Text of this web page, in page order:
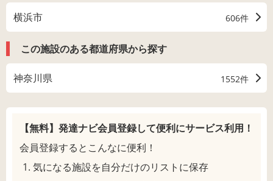
横浜市 606件
この施設のある都道府県から探す
神奈川県 1552件
【無料】発達ナビ会員登録して便利にサービス利用！
会員登録するとこんなに便利！
気になる施設を自分だけのリストに保存